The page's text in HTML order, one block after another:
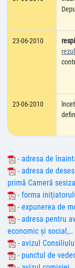
23-06-2010
23-06-2010
- adresa de
- adresa de
primă Cameră
- forma
- expunerea de
- adresa pentru
economic şi social,…
- avizul
- punctul de